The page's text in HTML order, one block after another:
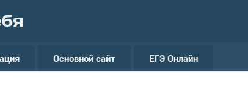
Основной сайт ЕГЭ Онлайн